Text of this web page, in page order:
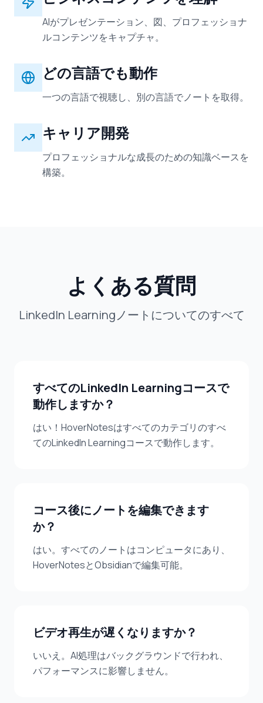
AIがプレゼンテーション、図、プロフェッショナ
ルコンテンツをキャプチャ。
どの言語でも動作
一つの言語で視聴し、別の言語でノートを取得。
キャリア開発
プロフェッショナルな成長のための知識ベースを
構築。
よくある質問
LinkedIn Learningノートについてのすべて
すべてのLinkedIn Learningコースで
動作しますか？
はい！HoverNotesはすべてのカテゴリのすべ
てのLinkedIn Learningコースで動作します。
コース後にノートを編集できます
か？
はい。すべてのノートはコンピュータにあり、
HoverNotesとObsidianで編集可能。
ビデオ再生が遅くなりますか？
いいえ。AI処理はバックグラウンドで行われ、
パフォーマンスに影響しません。